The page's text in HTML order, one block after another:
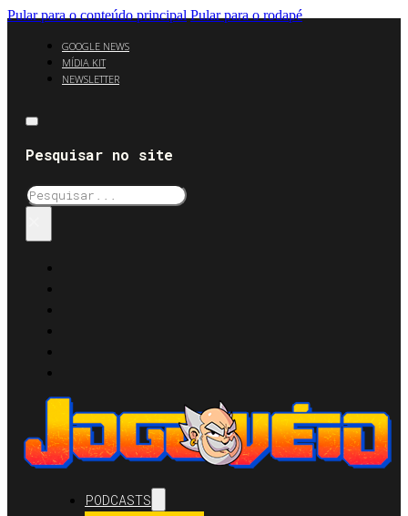
Pular para o conteúdo principal Pular para o rodapé
GOOGLE NEWS
MÍDIA KIT
NEWSLETTER
Pesquisar no site
Pesquisar
PODCASTS